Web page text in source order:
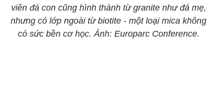
viên đá con cũng hình thành từ granite như đá mẹ,
nhưng có lớp ngoài từ biotite - một loại mica không
có sức bền cơ học. Ảnh: Europarc Conference.